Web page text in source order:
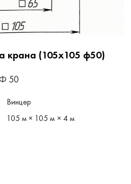
крана (105х105 ф50)
50
Винцер
105 м × 105 м × 4 м